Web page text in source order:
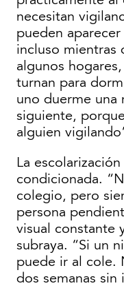
necesitan
pueden
incluso mientras
algunos
turnan para
uno duerme una
siguiente,
alguien
La
condicionada.
colegio, pero
persona
visual constante
subraya. “Si un
puede ir al cole.
dos semanas